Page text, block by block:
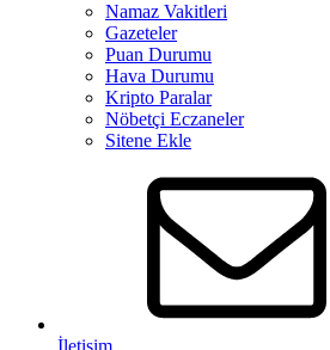
Namaz Vakitleri
Gazeteler
Puan Durumu
Hava Durumu
Kripto Paralar
Nöbetçi Eczaneler
Sitene Ekle
İletişim